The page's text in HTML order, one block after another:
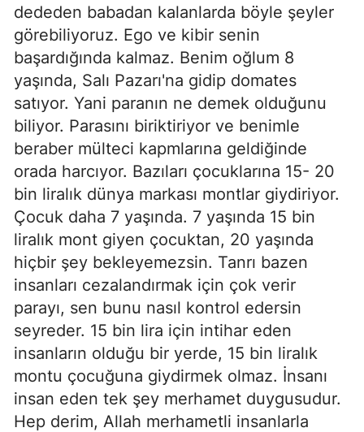
dededen babadan kalanlarda böyle şeyler
görebiliyoruz. Ego ve kibir senin
başardığında kalmaz. Benim oğlum 8
yaşında, Salı Pazarı'na gidip domates
satıyor. Yani paranın ne demek olduğunu
biliyor. Parasını biriktiriyor ve benimle
beraber mülteci kapmlarına geldiğinde
orada harcıyor. Bazıları çocuklarına 15- 20
bin liralık dünya markası montlar giydiriyor.
Çocuk daha 7 yaşında. 7 yaşında 15 bin
liralık mont giyen çocuktan, 20 yaşında
hiçbir şey bekleyemezsin. Tanrı bazen
insanları cezalandırmak için çok verir
parayı, sen bunu nasıl kontrol edersin
seyreder. 15 bin lira için intihar eden
insanların olduğu bir yerde, 15 bin liralık
montu çocuğuna giydirmek olmaz. İnsanı
insan eden tek şey merhamet duygusudur.
Hep derim, Allah merhametli insanlarla